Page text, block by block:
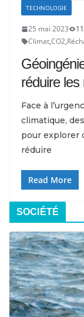
TECHNOLOGIE
25 mai 2023
Climat,CO2,
réduire
Face à
climatique,
pour explorer
réduire
Read More
SOCIÉTÉ